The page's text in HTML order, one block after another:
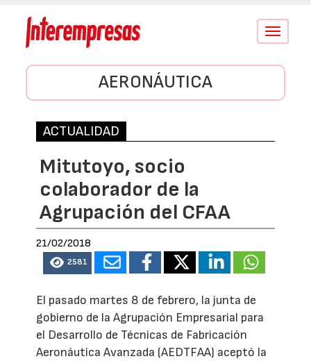
Conmutar
AERONÁUTICA
ACTUALIDAD
Mitutoyo, socio
colaborador de la
Agrupación del CFAA
21/02/2018
2581
El pasado martes 8 de febrero, la junta de
gobierno de la Agrupación Empresarial para
el Desarrollo de Técnicas de Fabricación
Aeronáutica Avanzada (AEDTFAA) aceptó la